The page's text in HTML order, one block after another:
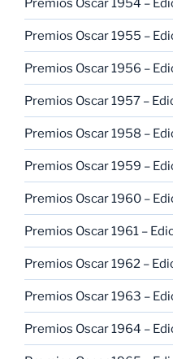
Premios Oscar 1954 –
Premios Oscar 1955 –
Premios Oscar 1956 –
Premios Oscar 1957 –
Premios Oscar 1958 –
Premios Oscar 1959 –
Premios Oscar 1960 –
Premios Oscar 1961 –
Premios Oscar 1962 –
Premios Oscar 1963 –
Premios Oscar 1964 –